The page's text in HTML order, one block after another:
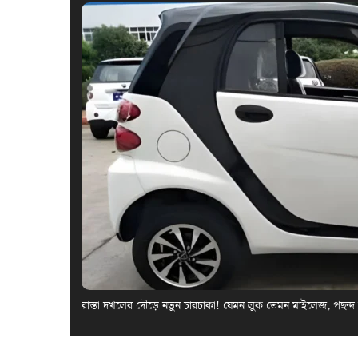
রাস্তা দখলের দৌড়ে নতুন চারচাকা! যেমন লুক তেমন মাইলেজ, পছন্দ